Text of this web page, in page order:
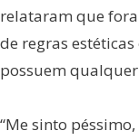
relataram que
de regras
possuem
“Me sinto